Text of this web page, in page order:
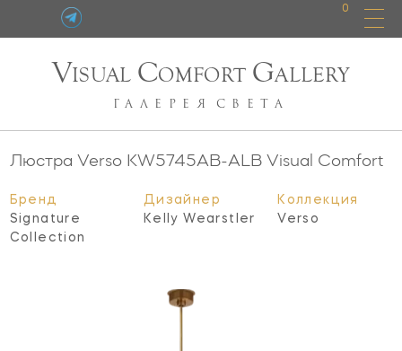
0
VISUAL COMFORT GALLERY
ГАЛЕРЕЯ СВЕТА
Люстра Verso KW5745AB-ALBVisual Comfort
Бренд
Signature
Collection
Дизайнер
Kelly Wearstler
Коллекция
Verso